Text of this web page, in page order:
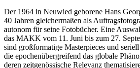
Der 1964 in Neuwied geborene Hans
40 Jahren gleichermaßen als
autonom für seine Fotobücher. Eine
das MAKK vom 11. Juni bis zum 27.
sind großformatige Masterpieces und
die epochenübergreifend das globale
deren zeitgenössische Relevanz